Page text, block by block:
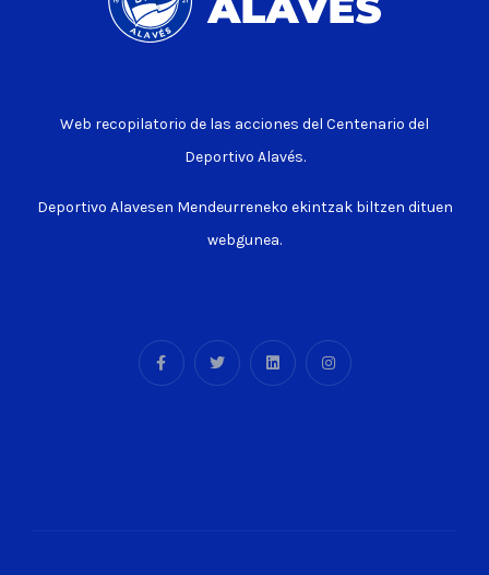
Web recopilatorio de las acciones del Centenario del
Deportivo Alavés.
Deportivo Alavesen Mendeurreneko ekintzak biltzen dituen
webgunea.